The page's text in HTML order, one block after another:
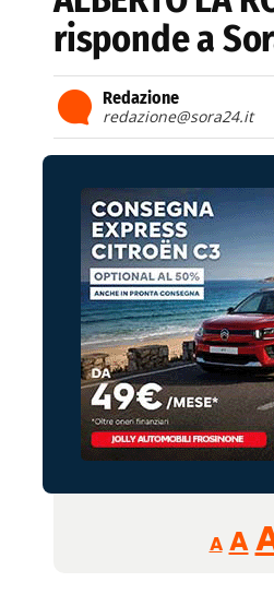
risponde a
Redazione
redazione@sora24.it
A A